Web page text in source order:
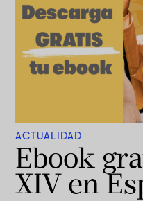
ACTUALIDAD
Ebook
XIV en